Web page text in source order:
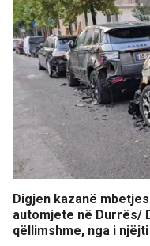
Digjen kazanë
automjete në Durrës/
qëllimshme, nga i